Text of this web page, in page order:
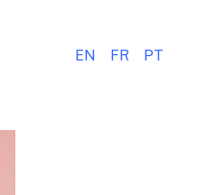
EN FR PT